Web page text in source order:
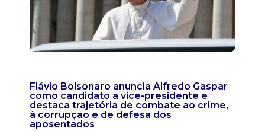
Flávio Bolsonaro anuncia Alfredo Gaspar
como candidato a vice-presidente e
destaca trajetória de combate ao crime,
à corrupção e de defesa dos
aposentados